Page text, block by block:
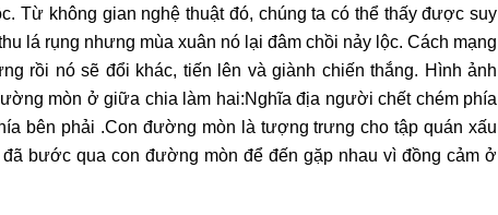
Từ không gian nghệ thuật đó, chúng ta có thể thấy được suy
lá rụng nhưng mùa xuân nó lại đâm chồi nảy lộc. Cách mạng
rồi nó sẽ đổi khác, tiến lên và giành chiến thắng. Hình ảnh
mòn ở giữa chia làm hai:Nghĩa địa người chết chém phía
bên phải .Con đường mòn là tượng trưng cho tập quán xấu
bước qua con đường mòn để đến gặp nhau vì đồng cảm ở